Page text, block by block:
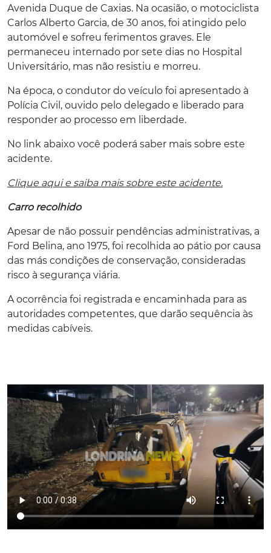
Avenida Duque de Caxias. Na ocasião, o motociclista
Carlos Alberto Garcia, de 30 anos, foi atingido pelo
automóvel e sofreu ferimentos graves. Ele
permaneceu internado por sete dias no Hospital
Universitário, mas não resistiu e morreu.
Na época, o condutor do veículo foi apresentado à
Polícia Civil, ouvido pelo delegado e liberado para
responder ao processo em liberdade.
No link abaixo você poderá saber mais sobre este
acidente.
Clique aqui e saiba mais sobre este acidente.
Carro recolhido
Apesar de não possuir pendências administrativas, a
Ford Belina, ano 1975, foi recolhida ao pátio por causa
das más condições de conservação, consideradas
risco à segurança viária.
A ocorrência foi registrada e encaminhada para as
autoridades competentes, que darão sequência às
medidas cabíveis.